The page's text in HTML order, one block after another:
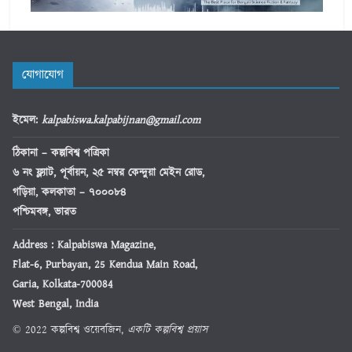
যোগাযোগ
ইমেল: kalpabiswa.kalpabijnan@gmail.com
ঠিকানা– কল্পবিশ্ব পত্রিকা
৬ নং ফ্ল্যাট, পূর্বায়ন, ২৫ নম্বর কেন্দুয়া মেইন রোড,
গড়িয়া, কলকাতা – ৭০০০৮৪
পশ্চিমবঙ্গ, ভারত
Address : Kalpabiswa Magazine,
Flat-6, Purbayan, 25 Kendua Main Road,
Garia, Kolkata-700084
West Bengal, India
© 2022 কল্পবিশ্ব ওয়েবজিন, একটি কল্পবিশ্ব প্রয়াস